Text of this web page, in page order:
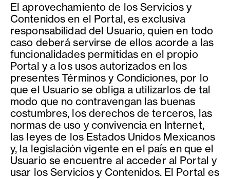
El aprovechamiento de los Servicios y
Contenidos en el Portal, es exclusiva
responsabilidad del Usuario, quien en todo
caso deberá servirse de ellos acorde a las
funcionalidades permitidas en el propio
Portal y a los usos autorizados en los
presentes Términos y Condiciones, por lo
que el Usuario se obliga a utilizarlos de tal
modo que no contravengan las buenas
costumbres, los derechos de terceros, las
normas de uso y convivencia en Internet,
las leyes de los Estados Unidos Mexicanos
y, la legislación vigente en el país en que el
Usuario se encuentre al acceder al Portal y
usar los Servicios y Contenidos. El Portal es